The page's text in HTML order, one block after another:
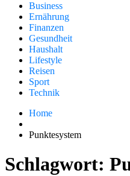
Business
Ernährung
Finanzen
Gesundheit
Haushalt
Lifestyle
Reisen
Sport
Technik
Home
Punktesystem
Schlagwort: